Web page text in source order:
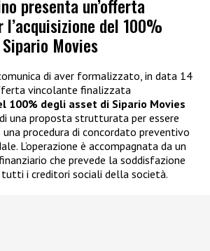
presenta un’offerta
del 100%
Movies
di aver formalizzato, in data 14
vincolante finalizzata
100% degli asset di Sipario Movies
una proposta strutturata per essere
procedura di concordato preventivo
L’operazione è accompagnata da un
che prevede la soddisfazione
i creditori sociali della società.